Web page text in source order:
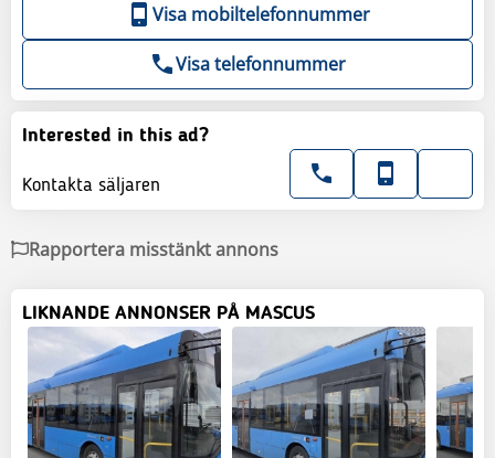
Visa mobiltelefonnummer
Visa telefonnummer
Interested in this ad?
Kontakta säljaren
Rapportera misstänkt annons
LIKNANDE ANNONSER PÅ MASCUS